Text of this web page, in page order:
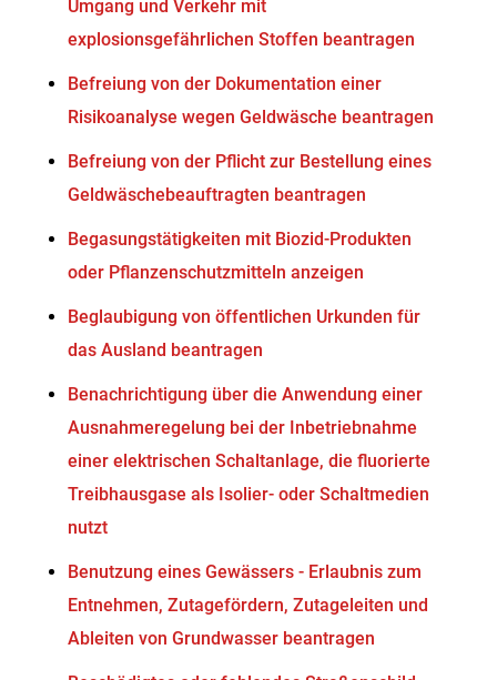
Umgang und Verkehr mit
explosionsgefährlichen Stoffen beantragen
Befreiung von der Dokumentation einer
Risikoanalyse wegen Geldwäsche beantragen
Befreiung von der Pflicht zur Bestellung eines
Geldwäschebeauftragten beantragen
Begasungstätigkeiten mit Biozid-Produkten
oder Pflanzenschutzmitteln anzeigen
Beglaubigung von öffentlichen Urkunden für
das Ausland beantragen
Benachrichtigung über die Anwendung einer
Ausnahmeregelung bei der Inbetriebnahme
einer elektrischen Schaltanlage, die fluorierte
Treibhausgase als Isolier- oder Schaltmedien
nutzt
Benutzung eines Gewässers - Erlaubnis zum
Entnehmen, Zutagefördern, Zutageleiten und
Ableiten von Grundwasser beantragen